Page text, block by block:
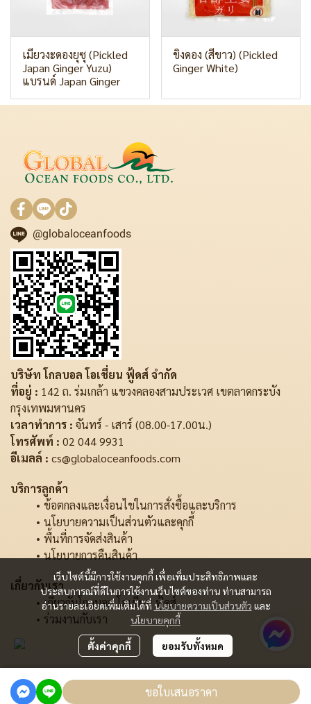
เมียวงะดองยุซุ (Pickled
Japan Ginger Yuzu)
แบรนด์ Japan Ginger
ขิงดอง (สีขาว) (Pickled
Ginger White)
ขอใบเสนอราคา
เว็บไซต์นี้มีการใช้งานคุกกี้ เพื่อเพิ่มประสิทธิภาพและ
ประสบการณ์ที่ดีในการใช้งานเว็บไซต์ของท่าน ท่านสามารถ
อ่านรายละเอียดเพิ่มเติมได้ที่ นโยบายความเป็นส่วนตัว และ
นโยบายคุกกี้
ตั้งค่าคุกกี้ ยอมรับทั้งหมด
@globaloceanfoods
บริษัท โกลบอล โอเชี่ยน ฟู้ดส์ จำกัด
ที่อยู่ : 142 ถ. ร่มเกล้า แขวงคลองสามประเวศ เขตลาดกระบัง
กรุงเทพมหานคร
เวลาทำการ : จันทร์ - เสาร์ (08.00-17.00น.)
โทรศัพท์ : 02 044 9931
อีเมลล์ : cs@globaloceanfoods.com
บริการลูกค้า
ข้อตกลงและเงื่อนไขในการสั่งซื้อและบริการ
นโยบายความเป็นส่วนตัวและคุกกี้
พื้นที่การจัดส่งสินค้า
นโยบายการคืนสินค้า
เกี่ยวกับเรา
เกี่ยวกับโกลบอล โอเชี่ยน ฟู้ดส์
ร่วมงานกับเรา
Copyright | All Rights Reserved | Powered by MWE